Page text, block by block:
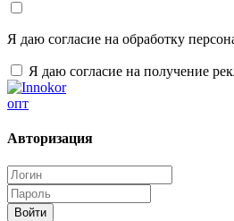
Я даю согласие на обработку
Я даю согласие на получение
опт
Авторизация